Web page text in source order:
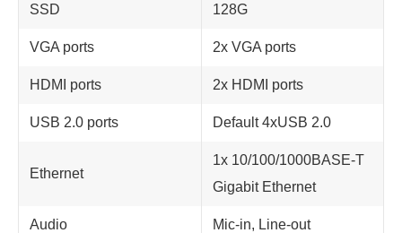
SSD 128G
VGA ports 2x VGA ports
HDMI ports 2x HDMI ports
USB 2.0 ports Default 4xUSB 2.0
Ethernet
1x 10/100/1000BASE-T
Gigabit Ethernet
Audio Mic-in, Line-out